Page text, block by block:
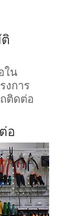
ใน
งการ
ติดต่อ
อ